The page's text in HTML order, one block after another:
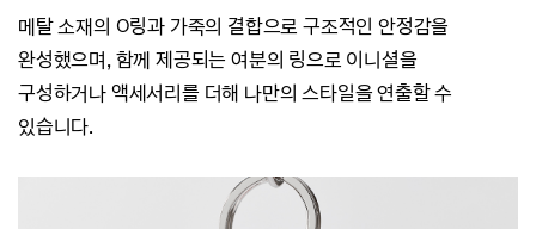
메탈 소재의 O링과 가죽의 결합으로 구조적인 안정감을
완성했으며, 함께 제공되는 여분의 링으로 이니셜을
구성하거나 액세서리를 더해 나만의 스타일을 연출할 수
있습니다.